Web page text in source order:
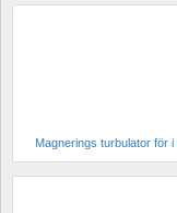
Magnerings turbulator för